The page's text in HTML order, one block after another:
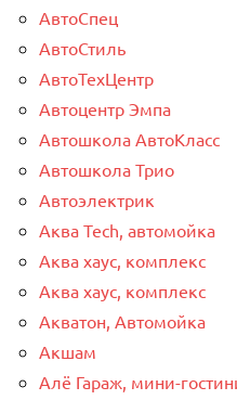
АвтоСпец
АвтоСтиль
АвтоТехЦентр
Автоцентр Эмпа
Автошкола АвтоКласс
Автошкола Трио
Автоэлектрик
Аква Tech, автомойка
Аква хаус, комплекс
Аква хаус, комплекс
Акватон, Автомойка
Акшам
Алё Гараж, мини-